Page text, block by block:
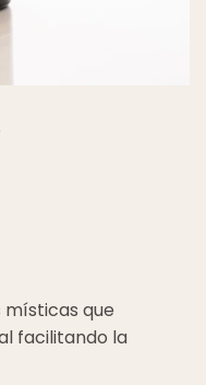
que
facilitando la